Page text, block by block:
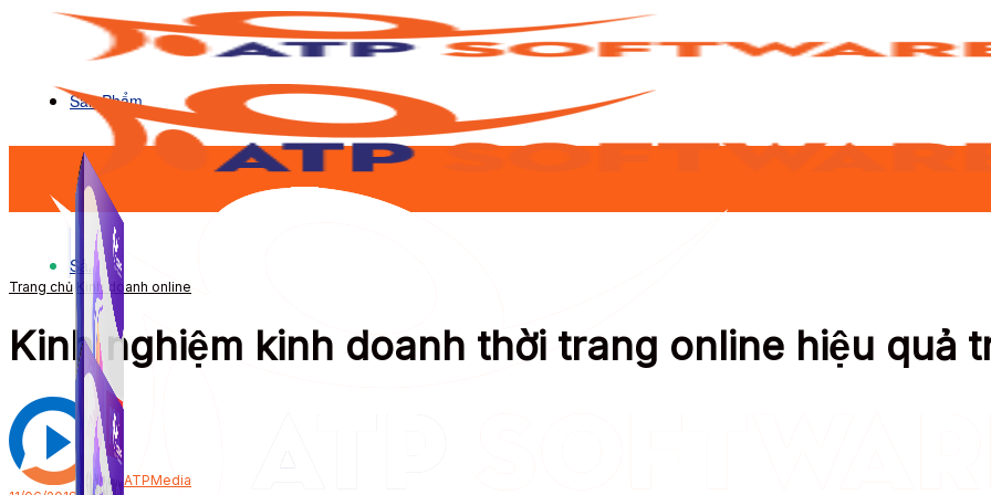
Sản Phẩm
Sản Phẩm
Trang chủ Kinh doanh online
Kinh nghiệm kinh doanh thời trang online hiệu quả
Bởi
ATPMedia